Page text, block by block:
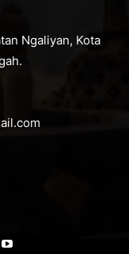
Ngaliyan, Kota